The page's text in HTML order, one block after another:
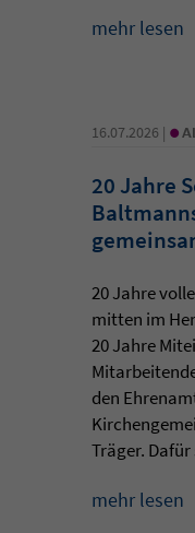
mehr lesen
16.07.2026 | •
20 Jahre
20 Jahre
mitten im
20 Jahre
den
Träger.
mehr lesen